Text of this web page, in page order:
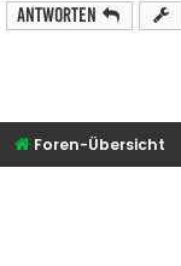
Antworten
Foren-Übersicht